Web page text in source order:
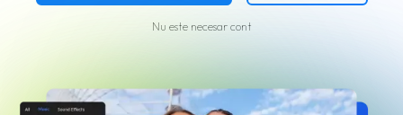
Nu este necesar cont